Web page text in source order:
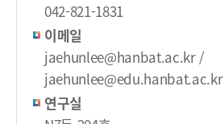
042-821-1831
이메일
jaehunlee@hanbat.ac.kr /
jaehunlee@edu.hanbat.ac.kr
연구실